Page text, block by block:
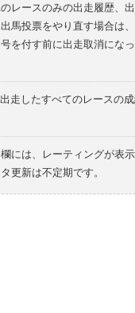
レースのみの出走履歴、
馬投票をやり直す場合は
を付す前に出走取消にな
走したすべてのレースの
には、レーティングが表
更新は不定期です。